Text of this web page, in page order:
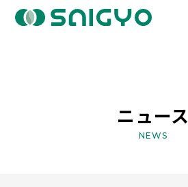
ニュース
NEWS